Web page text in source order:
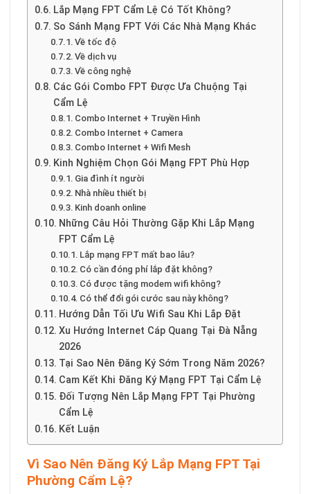
Lắp Mạng FPT Cẩm Lệ Có Tốt Không?
So Sánh Mạng FPT Với Các Nhà Mạng Khác
Về tốc độ
Về dịch vụ
Về công nghệ
Các Gói Combo FPT Được Ưa Chuộng Tại
Cẩm Lệ
Combo Internet + Truyền Hình
Combo Internet + Camera
Combo Internet + Wifi Mesh
Kinh Nghiệm Chọn Gói Mạng FPT Phù Hợp
Gia đình ít người
Nhà nhiều thiết bị
Kinh doanh online
Những Câu Hỏi Thường Gặp Khi Lắp Mạng
FPT Cẩm Lệ
Lắp mạng FPT mất bao lâu?
Có cần đóng phí lắp đặt không?
Có được tặng modem wifi không?
Có thể đổi gói cước sau này không?
Hướng Dẫn Tối Ưu Wifi Sau Khi Lắp Đặt
Xu Hướng Internet Cáp Quang Tại Đà Nẵng
2026
Tại Sao Nên Đăng Ký Sớm Trong Năm 2026?
Cam Kết Khi Đăng Ký Mạng FPT Tại Cẩm Lệ
Đối Tượng Nên Lắp Mạng FPT Tại Phường
Cẩm Lệ
Kết Luận
Vì Sao Nên Đăng Ký Lắp Mạng FPT Tại
Phường Cẩm Lệ?